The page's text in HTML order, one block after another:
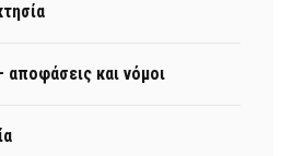
αποφάσεις και νόμοι